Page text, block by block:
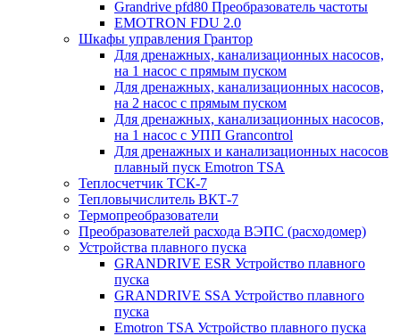
Grandrive pfd80 Преобразователь частоты
EMOTRON FDU 2.0
Шкафы управления Грантор
Для дренажных, канализационных насосов,
на 1 насос с прямым пуском
Для дренажных, канализационных насосов,
на 2 насос с прямым пуском
Для дренажных, канализационных насосов,
на 1 насос с УПП Grancontrol
Для дренажных и канализационных насосов
плавный пуск Emotron TSA
Теплосчетчик ТСК-7
Тепловычислитель ВКТ-7
Термопреобразователи
Преобразователей расхода ВЭПС (расходомер)
Устройства плавного пуска
GRANDRIVE ESR Устройство плавного
пуска
GRANDRIVE SSA Устройство плавного
пуска
Emotron TSA Устройство плавного пуска